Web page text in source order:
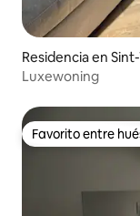
Residencia en
Luxewoning
Favorito entre
Favorito entre